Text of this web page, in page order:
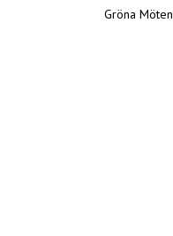
Gröna Möten